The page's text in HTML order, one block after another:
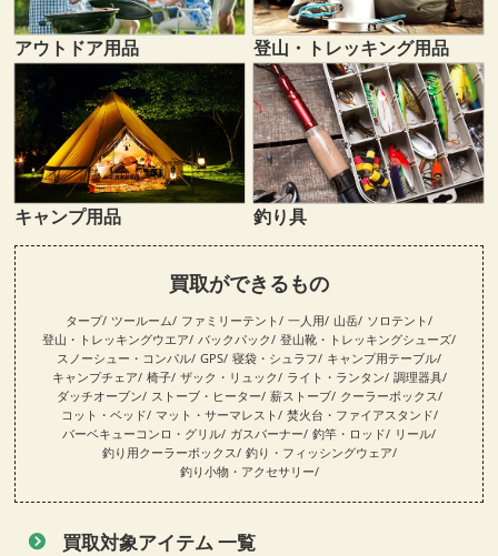
アウトドア用品 登山・トレッキング用品
キャンプ用品 釣り具
買取ができるもの
タープ ツールーム ファミリーテント 一人用 山岳 ソロテント
登山・トレッキングウエア
バックパック
登山靴・トレッキングシューズ
スノーシュー・コンパル GPS 寝袋・シュラフ
キャンプ用テーブル
キャンプチェア 椅子 ザック・リュック ライト・ランタン 調理器具
ダッチオーブン
ストーブ・ヒーター 薪ストーブ
クーラーボックス
コット・ベッド
マット・サーマレスト
焚火台・ファイアスタンド
バーベキューコンロ・グリル ガスバーナー 釣竿・ロッド
リール
釣り用クーラーボックス
釣り・フィッシングウェア
釣り小物・アクセサリー
買取対象アイテム 一覧